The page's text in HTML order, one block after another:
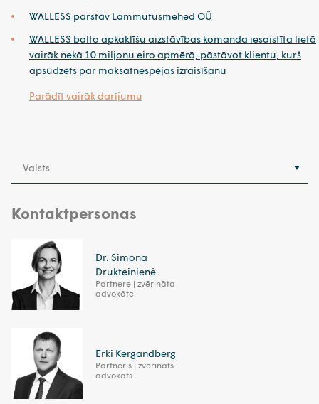
WALLESS pārstāv Lammutusmehed OÜ
WALLESS balto apkaklīšu aizstāvības komanda iesaistīta lietā
vairāk nekā 10 miljonu eiro apmērā, pāstāvot klientu, kurš
apsūdzēts par maksātnespējas izraisīšanu
Parādīt vairāk darījumu
Valsts
Kontaktpersonas
Dr. Simona
Drukteinienė
Partnere | zvērināta
advokāte
Erki Kergandberg
Partneris | zvērināts
advokāts